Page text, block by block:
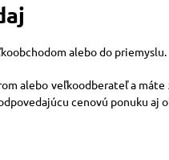
alebo do priemyslu.
alebo veľkoodberateľ a
cenovú ponuku aj